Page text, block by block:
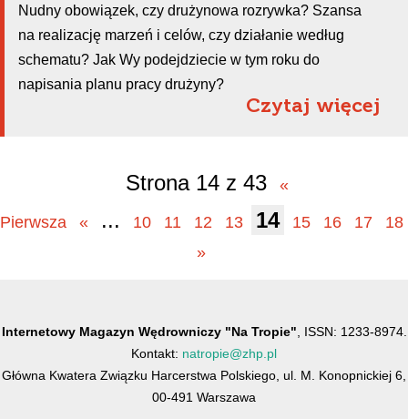
Nudny obowiązek, czy drużynowa rozrywka? Szansa
na realizację marzeń i celów, czy działanie według
schematu? Jak Wy podejdziecie w tym roku do
napisania planu pracy drużyny?
Czytaj więcej
Strona 14 z 43 «
Pierwsza « ... 10 11 12 13 14 15 16 17
18
»
Internetowy Magazyn Wędrowniczy "Na Tropie" , ISSN: 1233-8974.
Kontakt: natropie@zhp.pl
Główna Kwatera Związku Harcerstwa Polskiego, ul. M. Konopnickiej 6,
00-491 Warszawa